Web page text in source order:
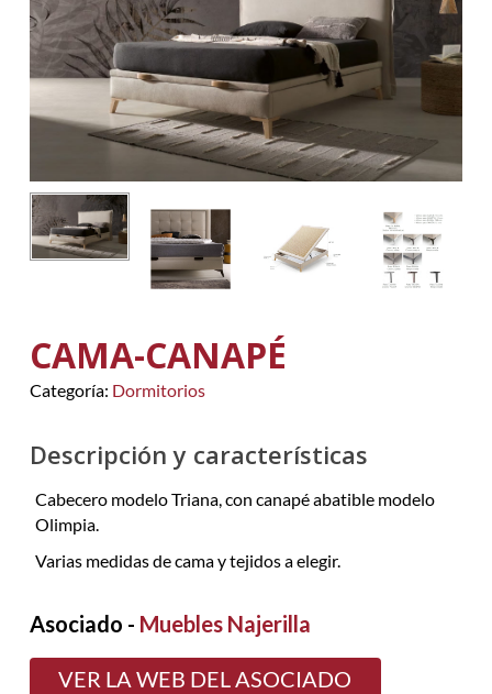
CAMA-CANAPÉ
Categoría: Dormitorios
Descripción y características
Cabecero modelo Triana, con canapé abatible modelo
Olimpia.
Varias medidas de cama y tejidos a elegir.
Asociado - Muebles Najerilla
VER LA WEB DEL ASOCIADO